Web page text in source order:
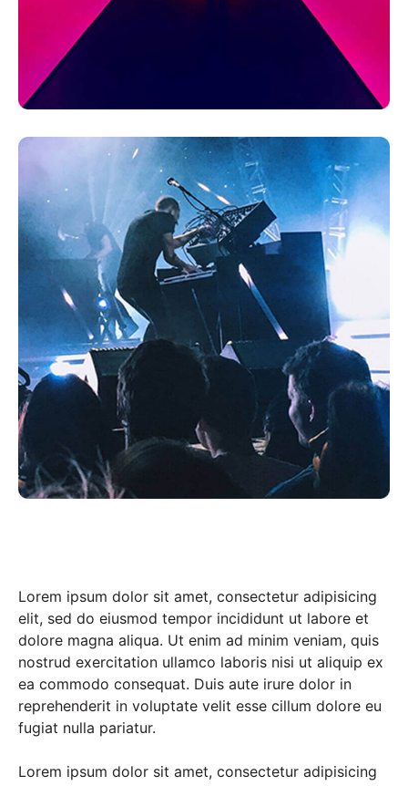
Lorem ipsum dolor sit amet, consectetur adipisicing
elit, sed do eiusmod tempor incididunt ut labore et
dolore magna aliqua. Ut enim ad minim veniam, quis
nostrud exercitation ullamco laboris nisi ut aliquip ex
ea commodo consequat. Duis aute irure dolor in
reprehenderit in voluptate velit esse cillum dolore eu
fugiat nulla pariatur.
Lorem ipsum dolor sit amet, consectetur adipisicing